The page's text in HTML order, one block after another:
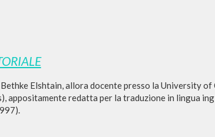
Elshtain, allora docente presso la University
appositamente redatta per la traduzione in lingua
scritti